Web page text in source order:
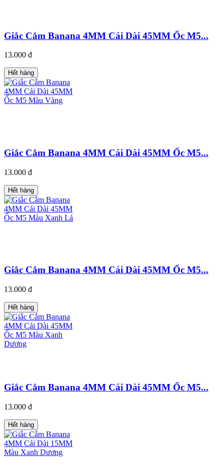
Giắc Cắm Banana 4MM Cái Dài 45MM Ốc M5...
13.000 đ
Hết hàng
Giắc Cắm Banana 4MM Cái Dài 45MM Ốc M5...
13.000 đ
Hết hàng
Giắc Cắm Banana 4MM Cái Dài 45MM Ốc M5...
13.000 đ
Hết hàng
Giắc Cắm Banana 4MM Cái Dài 45MM Ốc M5...
13.000 đ
Hết hàng